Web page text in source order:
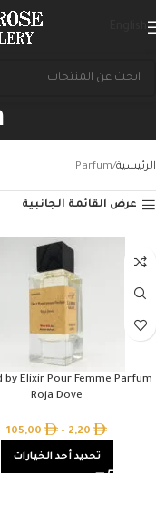
الرئيسية Parfum
عرض القائمة الجانبية
by Elixir Pour Femme Parfum
Roja Dove
2,20
–
105,00
تحديد أحد الخيارات